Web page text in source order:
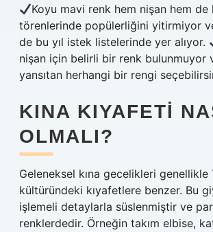
Koyu mavi renk hem nişan hem de
törenlerinde popülerliğini yitirmiyor
de bu yıl istek listelerinde yer alıyor.
nişan için belirli bir renk bulunmuyor
yansıtan herhangi bir rengi
KINA KIYAFETI
OLMALI?
Geleneksel kına gecelikleri genellikle
kültüründeki kıyafetlere benzer. Bu
işlemeli detaylarla süslenmiştir ve
renklerdedir. Örneğin takım elbise,